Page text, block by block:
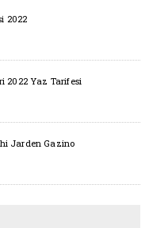
2022
2022 Yaz Tarifesi
Jarden Gazino